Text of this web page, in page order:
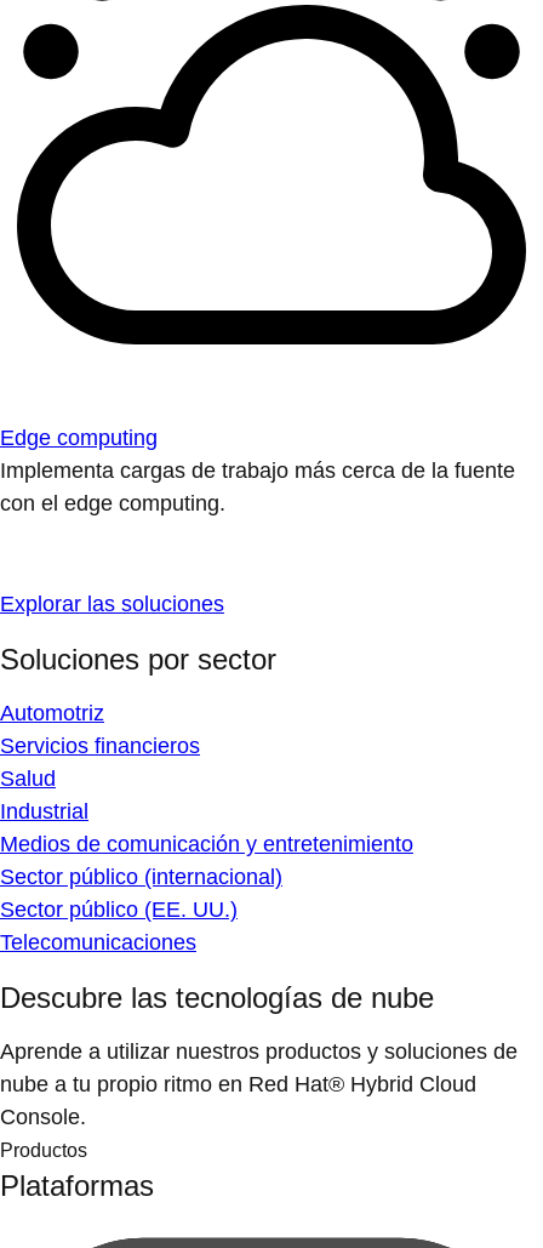
Edge computing
Implementa cargas de trabajo más cerca de la fuente
con el edge computing.
Explorar las soluciones
Soluciones por sector
Automotriz
Servicios financieros
Salud
Industrial
Medios de comunicación y entretenimiento
Sector público (internacional)
Sector público (EE. UU.)
Telecomunicaciones
Descubre las tecnologías de nube
Aprende a utilizar nuestros productos y soluciones de
nube a tu propio ritmo en Red Hat® Hybrid Cloud
Console.
Productos
Plataformas